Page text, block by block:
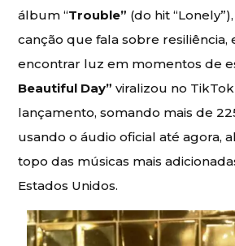
álbum “Trouble” (do hit
canção que fala sobre resiliência,
encontrar luz em momentos de
Beautiful Day”viralizou no
lançamento, somando mais de
usando o áudio oficial até agora,
topo das músicas mais
Estados Unidos.